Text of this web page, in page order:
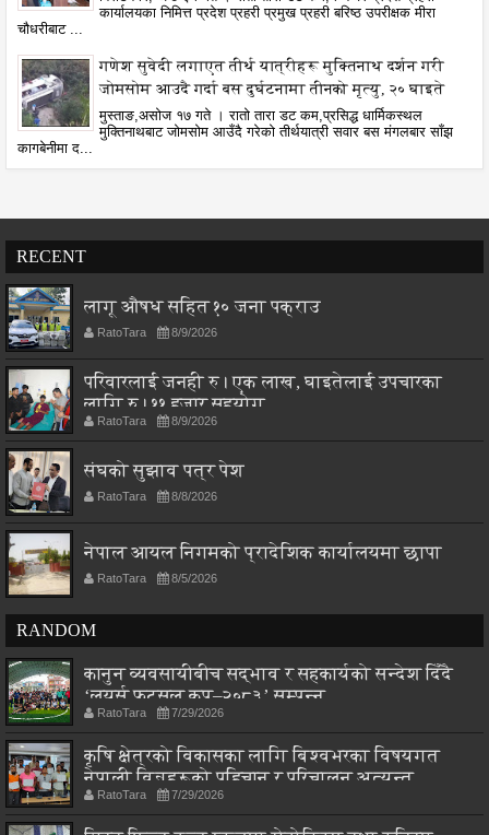
कार्यालयका निमित्त प्रदेश प्रहरी प्रमुख प्रहरी बरिष्ठ उपरीक्षक मीरा
चौधरीबाट ...
गणेश सुवेदी लगाएत तीर्थ यात्रीहरू मुक्तिनाथ दर्शन गरी
जोमसोम आउदै गर्दा बस दुर्घटनामा तीनको मृत्यु, २० घाइते
मुस्ताङ,असोज १७ गते । रातो तारा डट कम,प्रसिद्ध धार्मिकस्थल
मुक्तिनाथबाट जोमसोम आउँदै गरेको तीर्थयात्री सवार बस मंगलबार साँझ
कागबेनीमा द...
RECENT
लागू औषध सहित १० जना पक्राउ
RatoTara 8/9/2026
परिवारलाई जनही रु। एक लाख, घाइतेलाई उपचारका
लागि रु। ११ हजार सहयोग
RatoTara 8/9/2026
संघको सुझाव पत्र पेश
RatoTara 8/8/2026
नेपाल आयल निगमको प्रादेशिक कार्यालयमा छापा
RatoTara 8/5/2026
RANDOM
कानुन व्यवसायीबीच सद्भाव र सहकार्यको सन्देश दिँदै
‘लयर्स फुटसल कप–२०८३’ सम्पन्न
RatoTara 7/29/2026
कृषि क्षेत्रको विकासका लागि बिश्वभरका विषयगत
नेपाली विज्ञहरूको पहिचान र परिचालन अत्यन्त
आवश्यक : मन्त्री चौधरी
RatoTara 7/29/2026